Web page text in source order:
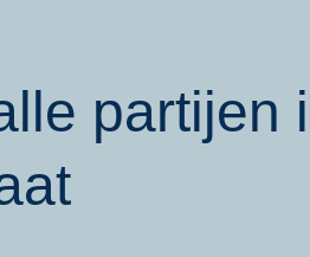
partijen